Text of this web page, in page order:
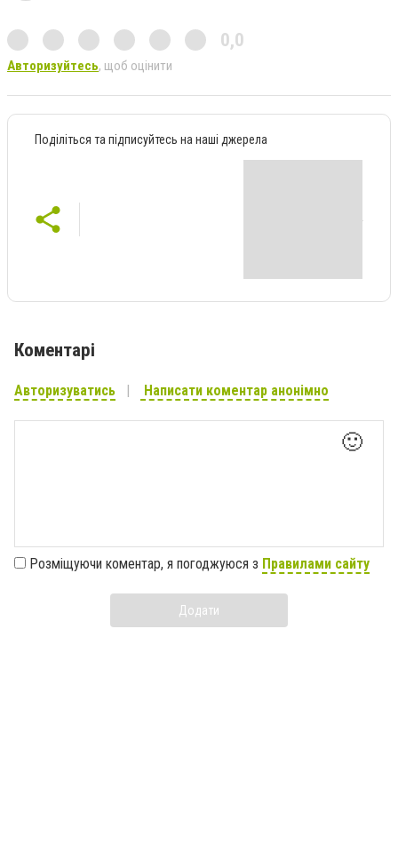
0,0
Авторизуйтесь, щоб оцінити
Поділіться та підписуйтесь на наші джерела
Коментарі
Авторизуватись Написати коментар анонімно
🙂
Розміщуючи коментар, я погоджуюся з Правилами сайту
Додати